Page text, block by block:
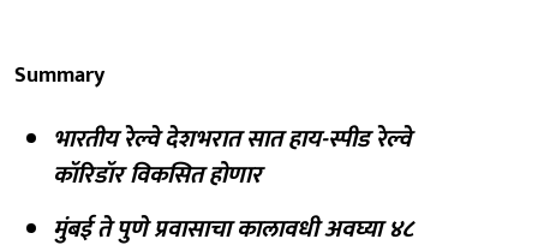
Summary
भारतीय रेल्वे देशभरात सात हाय-स्पीड रेल्वे
कॉरिडॉर विकसित होणार
मुंबई ते पुणे प्रवासाचा कालावधी अवघ्या ४८